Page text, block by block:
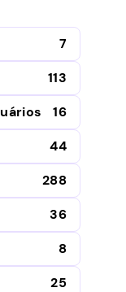
7
113
16
44
288
36
8
25